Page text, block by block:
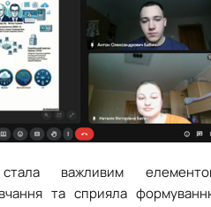
важливим
та сприяла